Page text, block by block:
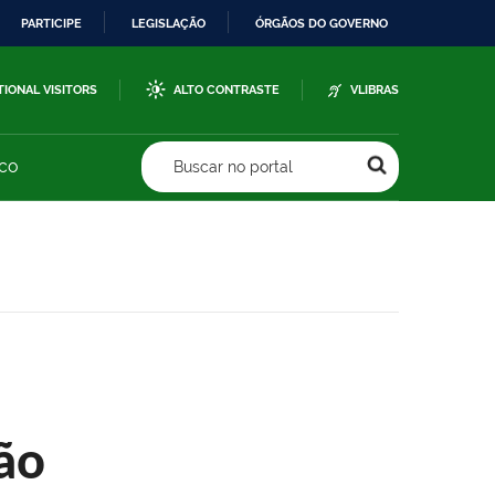
PARTICIPE LEGISLAÇÃO ÓRGÃOS DO GOVERNO
VISITORS ALTO CONTRASTE VLIBRAS
Buscar no portal